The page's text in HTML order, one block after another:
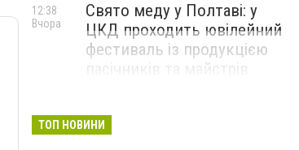
Свято меду у Полтаві: у
ЦКД проходить ювілейний
фестиваль із продукцією
пасічників та майстрів
12:38
Вчора
ТОП НОВИНИ